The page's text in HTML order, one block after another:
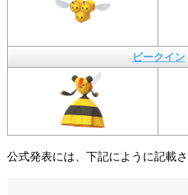
ビークイン
公式発表には、下記にように記載さ